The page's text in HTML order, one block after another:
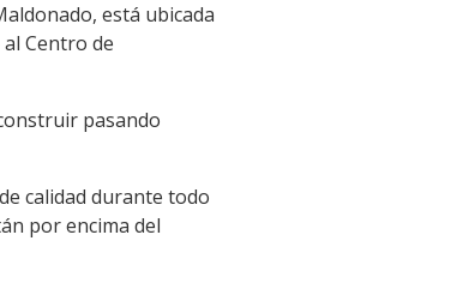
está ubicada
Centro de
pasando
calidad durante todo
por encima del